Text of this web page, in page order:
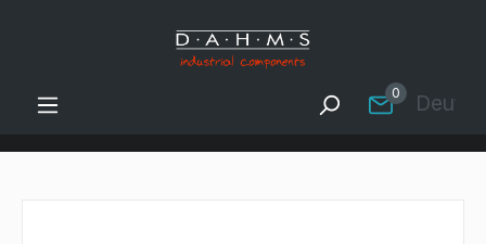
Zum Hauptinhalt springen
0